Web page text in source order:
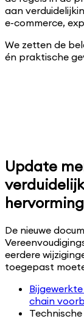
aan
e-commerce,
We zetten de
én praktische
Gratis download →
Ontdek welk
geldt - én hoe je
verplichtingen
Update
hervorming
De nieuwe
eerdere
toegepast
Bijgewerkte
chain